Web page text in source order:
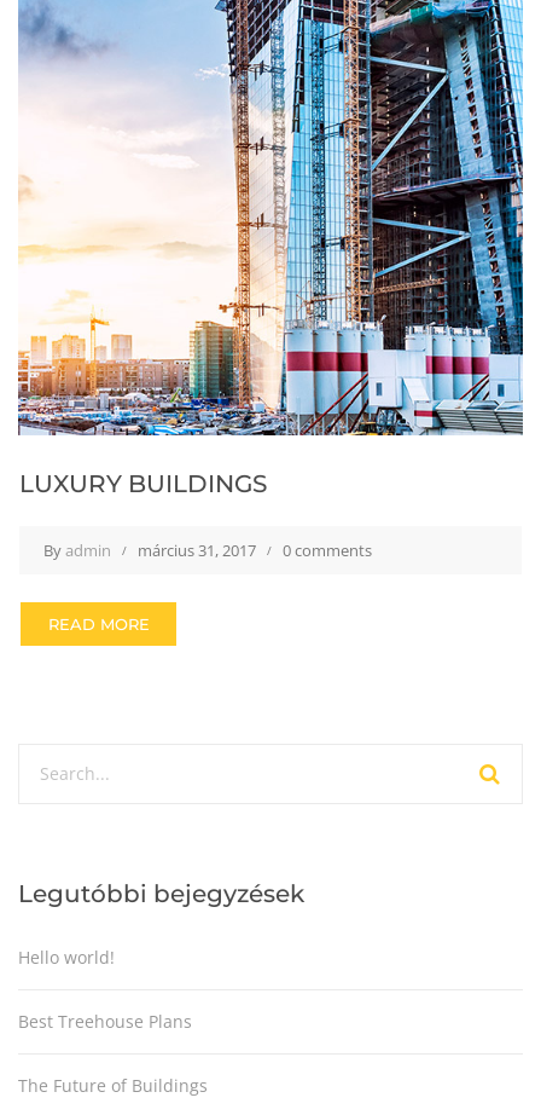
LUXURY BUILDINGS
Byadmin március 31, 2017 0 comments
READ MORE
Legutóbbi bejegyzések
Hello world!
Best Treehouse Plans
The Future of Buildings